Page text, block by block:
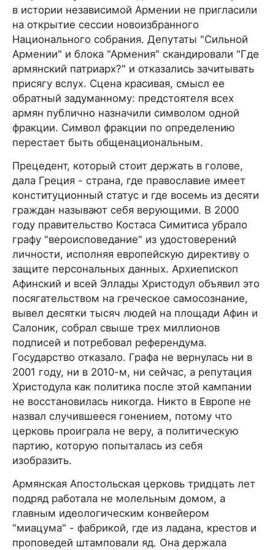
в истории независимой Армении не пригласили
на открытие сессии новоизбранного
Национального собрания. Депутаты "Сильной
Армении" и блока "Армения" скандировали "Где
армянский патриарх?" и отказались зачитывать
присягу вслух. Сцена красивая, смысл ее
обратный задуманному: предстоятеля всех
армян публично назначили символом одной
фракции. Символ фракции по определению
перестает быть общенациональным.
Прецедент, который стоит держать в голове,
дала Греция - страна, где православие имеет
конституционный статус и где восемь из десяти
граждан называют себя верующими. В 2000
году правительство Костаса Симитиса убрало
графу "вероисповедание" из удостоверений
личности, исполняя европейскую директиву о
защите персональных данных. Архиепископ
Афинский и всей Эллады Христодул объявил это
посягательством на греческое самосознание,
вывел десятки тысяч людей на площади Афин и
Салоник, собрал свыше трех миллионов
подписей и потребовал референдума.
Государство отказало. Графа не вернулась ни в
2001 году, ни в 2010-м, ни сейчас, а репутация
Христодула как политика после этой кампании
не восстановилась никогда. Никто в Европе не
назвал случившееся гонением, потому что
церковь проиграла не веру, а политическую
партию, которую попыталась из себя
изобразить.
Армянская Апостольская церковь тридцать лет
подряд работала не молельным домом, а
главным идеологическим конвейером
"миацума" - фабрикой, где из ладана, крестов и
проповедей штамповали яд. Она держала